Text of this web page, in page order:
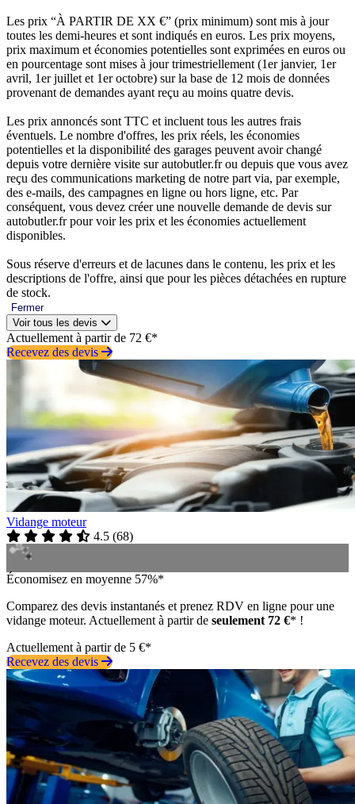
Les prix “À PARTIR DE XX €” (prix minimum) sont mis à jour
toutes les demi-heures et sont indiqués en euros. Les prix moyens,
prix maximum et économies potentielles sont exprimées en euros ou
en pourcentage sont mises à jour trimestriellement (1er janvier, 1er
avril, 1er juillet et 1er octobre) sur la base de 12 mois de données
provenant de demandes ayant reçu au moins quatre devis.
Les prix annoncés sont TTC et incluent tous les autres frais
éventuels. Le nombre d'offres, les prix réels, les économies
potentielles et la disponibilité des garages peuvent avoir changé
depuis votre dernière visite sur autobutler.fr ou depuis que vous avez
reçu des communications marketing de notre part via, par exemple,
des e-mails, des campagnes en ligne ou hors ligne, etc. Par
conséquent, vous devez créer une nouvelle demande de devis sur
autobutler.fr pour voir les prix et les économies actuellement
disponibles.
Sous réserve d'erreurs et de lacunes dans le contenu, les prix et les
descriptions de l'offre, ainsi que pour les pièces détachées en rupture
de stock.
Fermer
Voir tous les devis
Actuellement à partir de 72 €*
Recevez des devis
Vidange moteur
4.5 (68)
Économisez en moyenne 57%*
Comparez des devis instantanés et prenez RDV en ligne pour une
vidange moteur. Actuellement à partir de seulement 72 €* !
Actuellement à partir de 5 €*
Recevez des devis